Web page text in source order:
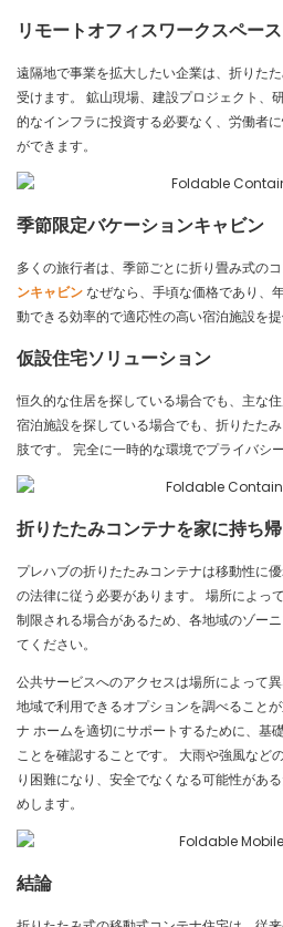
リモートオフィスワークスペース
遠隔地で事業を拡大したい企業は、折りた
受けます。 鉱山現場、建設プロジェクト、
的なインフラに投資する必要なく、労働者
ができます。
季節限定バケーションキャビン
多くの旅行者は、季節ごとに折り畳み式の
ンキャビンなぜなら、手頃な価格であり、
動できる効率的で適応性の高い宿泊施設を提
仮設住宅ソリューション
恒久的な住居を探している場合でも、主な
宿泊施設を探している場合でも、折りたた
肢です。 完全に一時的な環境でプライバシ
折りたたみコンテナを家に持ち
プレハブの折りたたみコンテナは移動性に
の法律に従う必要があります。 場所によっ
制限される場合があるため、各地域のゾー
てください。
公共サービスへのアクセスは場所によって
地域で利用できるオプションを調べること
ナ ホームを適切にサポートするために、基
ことを確認することです。 大雨や強風など
り困難になり、安全でなくなる可能性があ
めします。
結論